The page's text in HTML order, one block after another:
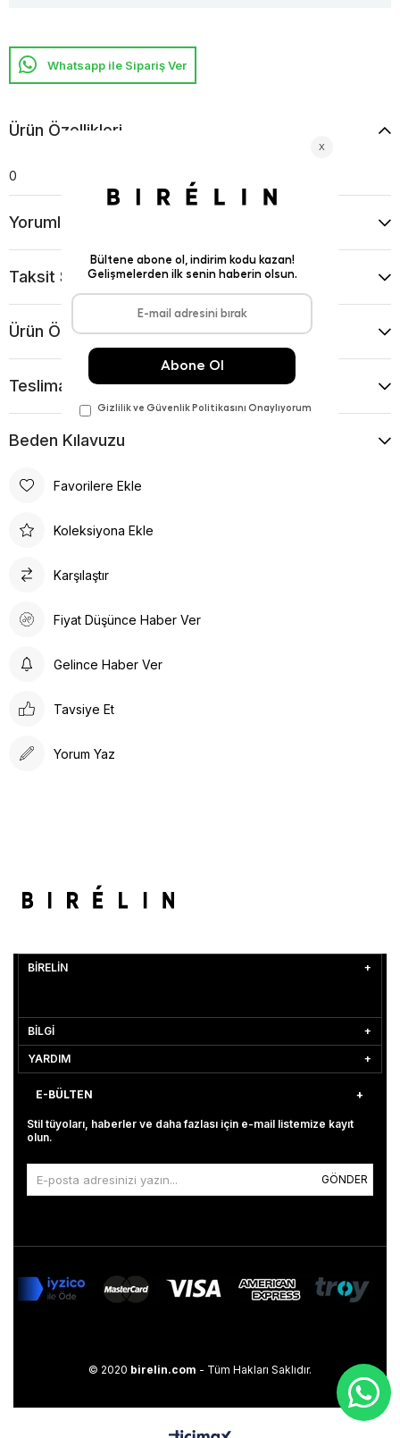
Whatsapp ile Sipariş Ver
Ürün Özellikleri
0
Yorumlar
Taksit Seçenekleri
Ürün Önerileri
Teslimat Ve İade Koşulları
Beden Kılavuzu
Favorilere Ekle
Koleksiyona Ekle
Karşılaştır
Fiyat Düşünce Haber Ver
Gelince Haber Ver
Tavsiye Et
Yorum Yaz
BİRELİN
BİLGİ
YARDIM
E-BÜLTEN
Stil tüyoları, haberler ve daha fazlası için e-mail listemize kayıt
olun.
GÖNDER
© 2020 birelin.com - Tüm Hakları Saklıdır.